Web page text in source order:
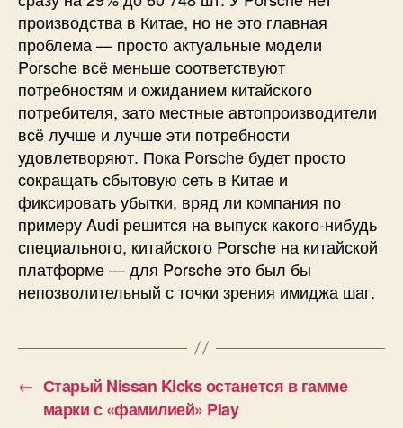
производства в Китае, но не это главная
проблема — просто актуальные модели
Porsche всё меньше соответствуют
потребностям и ожиданием китайского
потребителя, зато местные автопроизводители
всё лучше и лучше эти потребности
удовлетворяют. Пока Porsche будет просто
сокращать сбытовую сеть в Китае и
фиксировать убытки, вряд ли компания по
примеру Audi решится на выпуск какого-нибудь
специального, китайского Porsche на китайской
платформе — для Porsche это был бы
непозволительный с точки зрения имиджа шаг.
← Старый Nissan Kicks останется в гамме
марки с «фамилией» Play